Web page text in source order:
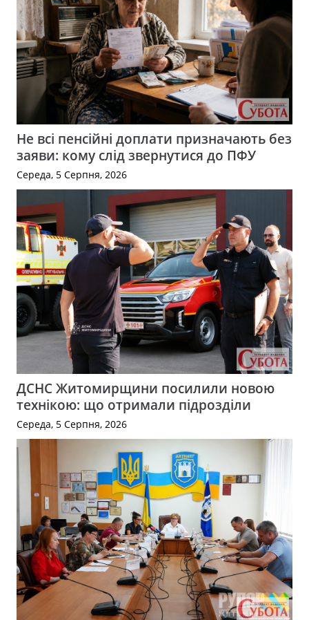
Не всі пенсійні доплати призначають без
заяви: кому слід звернутися до ПФУ
Середа, 5 Серпня, 2026
ДСНС Житомирщини посилили новою
технікою: що отримали підрозділи
Середа, 5 Серпня, 2026